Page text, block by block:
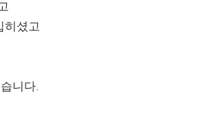
히셨고
니다.